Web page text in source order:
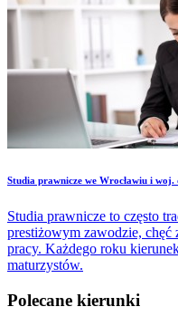
​Studia prawnicze we Wrocławiu i woj.
Studia prawnicze to często
prestiżowym zawodzie, chęć
pracy. Każdego roku
maturzystów.
Polecane kierunki